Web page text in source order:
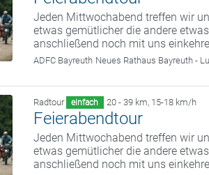
Jeden Mittwochabend treffen wir
etwas gemütlicher die andere
anschließend noch mit uns
ADFC Bayreuth Neues Rathaus Bayreuth -
Radtour einfach 20 - 39 km, 15-18 km/h
Feierabendtour
Jeden Mittwochabend treffen wir
etwas gemütlicher die andere
anschließend noch mit uns